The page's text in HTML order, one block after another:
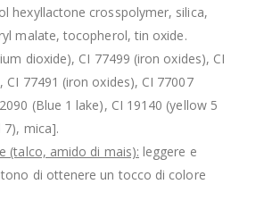
hexyllactone crosspolymer, silica,
malate, tocopherol, tin oxide.
dioxide), CI 77499 (iron oxides), CI
CI 77491 (iron oxides), CI 77007
(Blue 1 lake), CI 19140 (yellow 5
7), mica].
(talco, amido di mais): leggere e
di ottenere un tocco di colore